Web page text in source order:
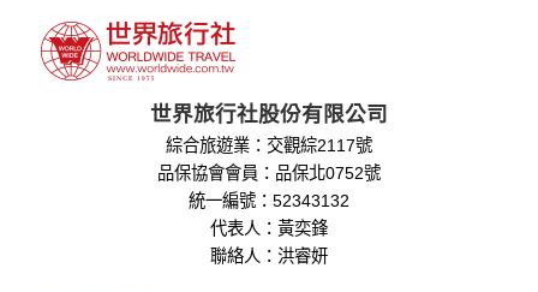
的個人資料揭露予第三人或使用於蒐集目的以外之其他用途。
在您於本網站註冊帳號、使用本網站相關產品、服務、活動或
贈獎時，本網站會收集您的個人識別資料，本網站也可以從商
業夥伴處取得個人資料。
當客戶在本網站註冊時，我們會取得您的姓名、電話、住址、
身份證字號、電子郵件、出生日期、性別、行業等相關資料，
當您註冊成功，並登入使用我們的服務後，我們即取得您的資
料。註冊時，本網站取得您的姓名、電話、住址、身份證字
號、電子郵件、出生日期、性別、行業等相關資料，當您註冊
成功，並登入使用我們的服務後，本網站即取得您的資料。
其他除了上述，會保留您在上網瀏覽或查詢時，伺服器自行產
世界旅行社股份有限公司
綜合旅遊業：交觀綜2117號
品保協會會員：品保北0752號
統一編號：52343132
代表人：黃奕鋒
聯絡人：洪睿妍